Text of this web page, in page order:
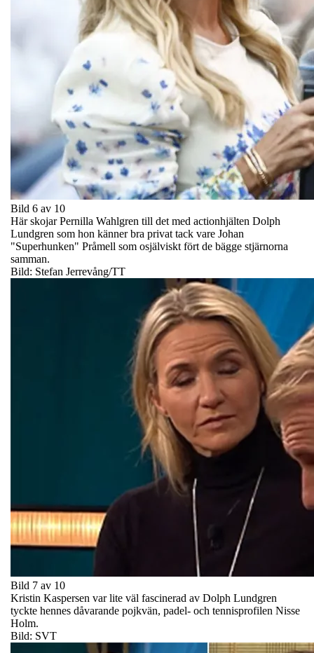
Bild 6 av 10
Här skojar Pernilla Wahlgren till det med actionhjälten Dolph
Lundgren som hon känner bra privat tack vare Johan
"Superhunken" Pråmell som osjälviskt fört de bägge stjärnorna
samman.
Bild: Stefan Jerrevång/TT
Bild 7 av 10
Kristin Kaspersen var lite väl fascinerad av Dolph Lundgren
tyckte hennes dåvarande pojkvän, padel- och tennisprofilen Nisse
Holm.
Bild: SVT